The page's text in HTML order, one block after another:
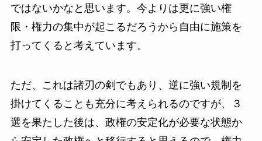
ではないかなと思います。今よりは更に強い権
限・権力の集中が起こるだろうから自由に施策を
打ってくると考えています。
ただ、これは諸刃の剣でもあり、逆に強い規制を
掛けてくることも充分に考えられるのですが、３
選を果たした後は、政権の安定化が必要な状態か